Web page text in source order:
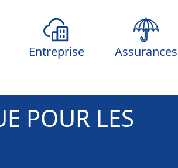
Entreprise Assurances
POUR LES